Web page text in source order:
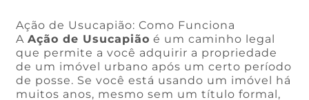
Ação de Usucapião: Como Funciona
AAção de Usucapião é um caminho legal
que permite a você adquirir a propriedade
de um imóvel urbano após um certo período
de posse. Se você está usando um imóvel há
muitos anos, mesmo sem um título formal,